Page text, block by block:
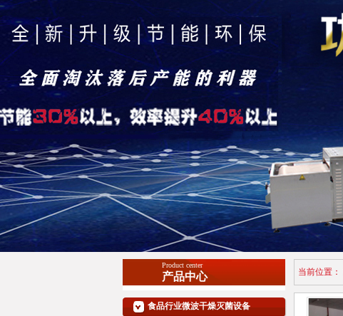
Product center
产品中心
食品行业微波干燥灭菌设备
当前位置：